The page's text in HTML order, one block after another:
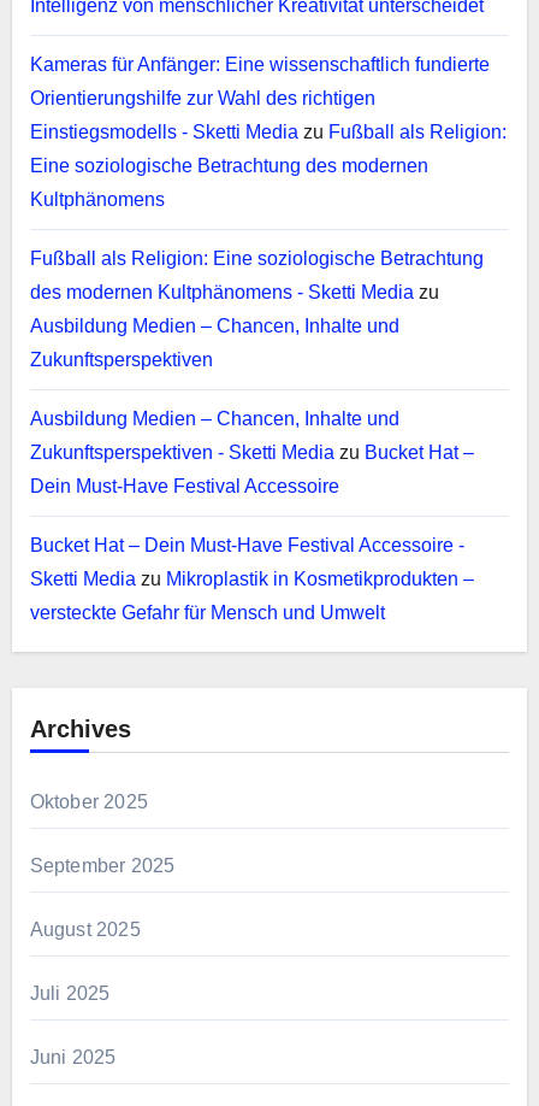
Intelligenz von menschlicher Kreativität unterscheidet
Kameras für Anfänger: Eine wissenschaftlich fundierte
Orientierungshilfe zur Wahl des richtigen
Einstiegsmodells - Sketti Media zu Fußball als Religion:
Eine soziologische Betrachtung des modernen
Kultphänomens
Fußball als Religion: Eine soziologische Betrachtung
des modernen Kultphänomens - Sketti Media zu
Ausbildung Medien – Chancen, Inhalte und
Zukunftsperspektiven
Ausbildung Medien – Chancen, Inhalte und
Zukunftsperspektiven - Sketti Media zu Bucket Hat –
Dein Must-Have Festival Accessoire
Bucket Hat – Dein Must-Have Festival Accessoire -
Sketti Media zu Mikroplastik in Kosmetikprodukten –
versteckte Gefahr für Mensch und Umwelt
Archives
Oktober 2025
September 2025
August 2025
Juli 2025
Juni 2025